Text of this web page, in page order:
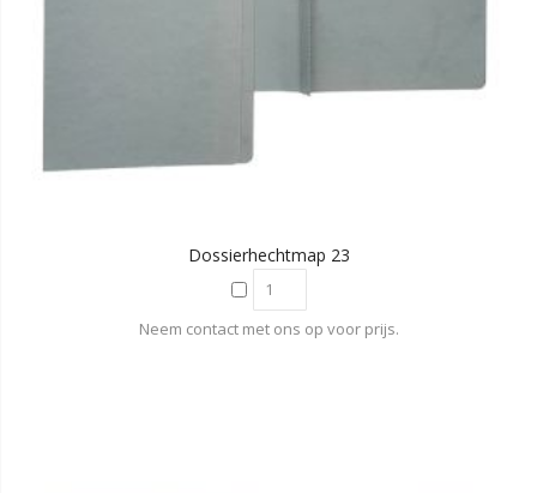
Dossierhechtmap 23
Neem contact met ons op voor prijs.